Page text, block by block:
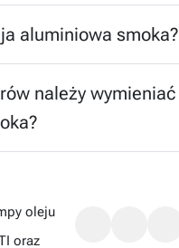
aluminiowa smoka?
należy wymieniać
oleju
oraz